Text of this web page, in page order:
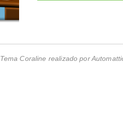
Tema Coraline realizado por